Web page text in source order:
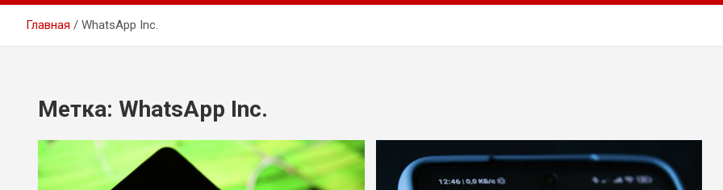
Главная WhatsApp Inc.
Метка: WhatsApp Inc.